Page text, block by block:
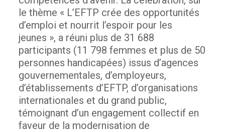
le thème « L’EFTP crée des opportunités
d’emploi et nourrit l’espoir pour les
jeunes », a réuni plus de 31 688
participants (11 798 femmes et plus de 50
personnes handicapées) issus d’agences
gouvernementales, d’employeurs,
d’établissements d’EFTP, d’organisations
internationales et du grand public,
témoignant d’un engagement collectif en
faveur de la modernisation de